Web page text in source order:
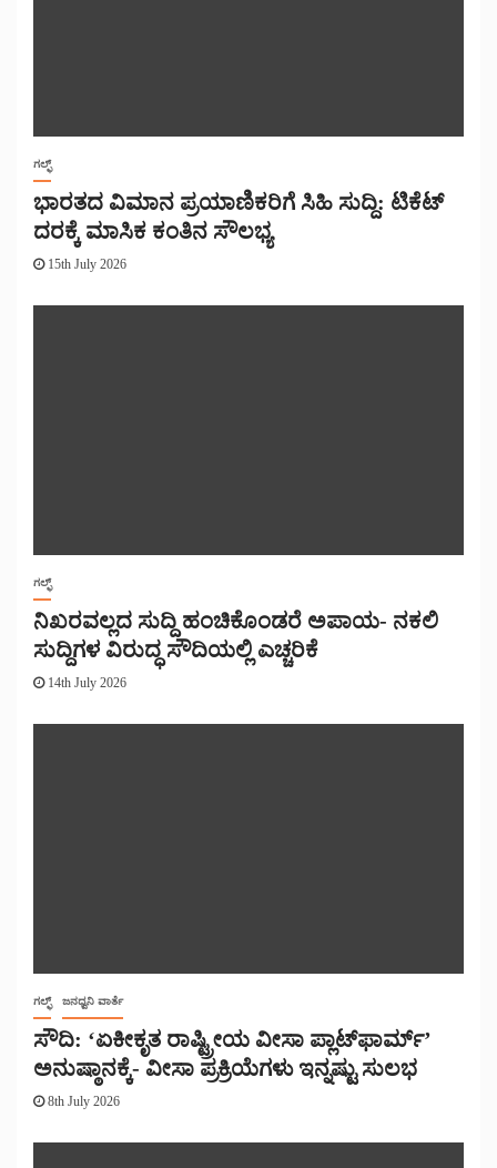
ಗಲ್ಫ್
ಭಾರತದ ವಿಮಾನ ಪ್ರಯಾಣಿಕರಿಗೆ ಸಿಹಿ ಸುದ್ದಿ: ಟಿಕೆಟ್
ದರಕ್ಕೆ ಮಾಸಿಕ ಕಂತಿನ ಸೌಲಭ್ಯ
15th July 2026
ಗಲ್ಫ್
ನಿಖರವಲ್ಲದ ಸುದ್ದಿ ಹಂಚಿಕೊಂಡರೆ ಅಪಾಯ- ನಕಲಿ
ಸುದ್ದಿಗಳ ವಿರುದ್ಧ ಸೌದಿಯಲ್ಲಿ ಎಚ್ಚರಿಕೆ
14th July 2026
ಗಲ್ಫ್ ಜನಧ್ವನಿ ವಾರ್ತೆ
ಸೌದಿ: ‘ಏಕೀಕೃತ ರಾಷ್ಟ್ರೀಯ ವೀಸಾ ಪ್ಲಾಟ್‌ಫಾರ್ಮ್’
ಅನುಷ್ಠಾನಕ್ಕೆ- ವೀಸಾ ಪ್ರಕ್ರಿಯೆಗಳು ಇನ್ನಷ್ಟು ಸುಲಭ
8th July 2026